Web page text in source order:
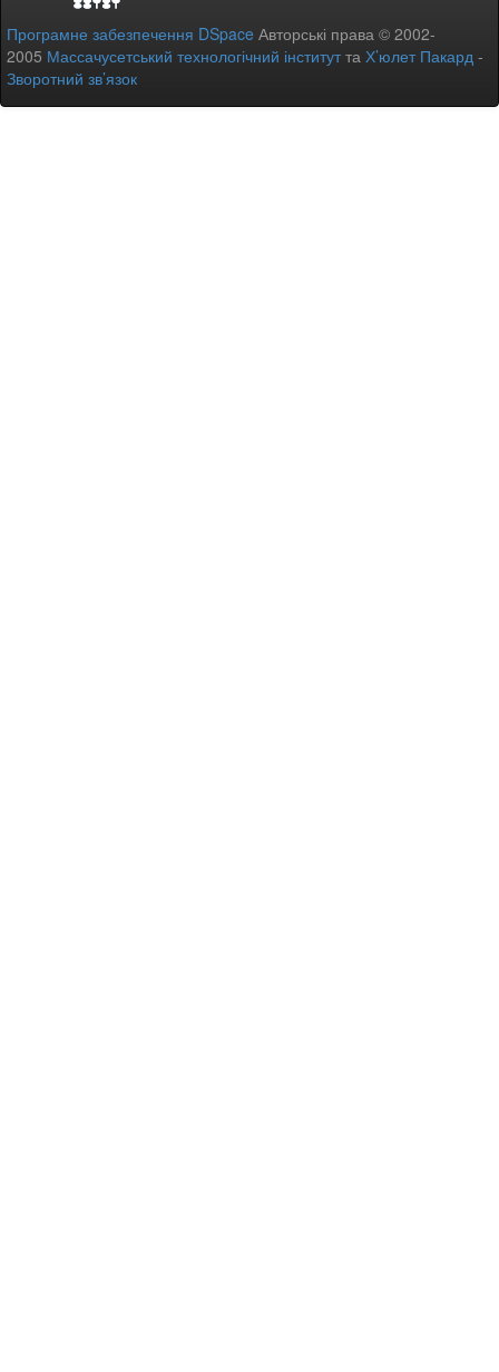
Програмне забезпечення DSpace Авторські права © 2002-
2005 Массачусетський технологічний інститутта Х’юлет Пакард -
Зворотний зв’язок